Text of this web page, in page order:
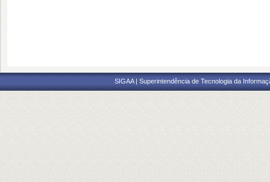
SIGAA | Superintendência de Tecnologia da